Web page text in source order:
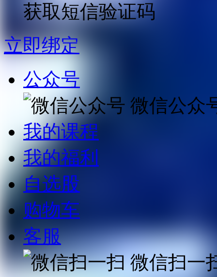
获取短信验证码
立即绑定
公众号
微信公众
我的课程
我的福利
自选股
购物车
客服
微信扫一